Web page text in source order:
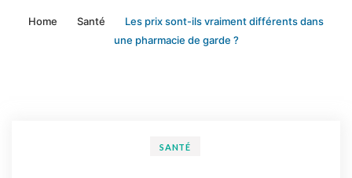
Home Santé
Les prix sont-ils vraiment différents dans
une pharmacie de garde ?
SANTÉ